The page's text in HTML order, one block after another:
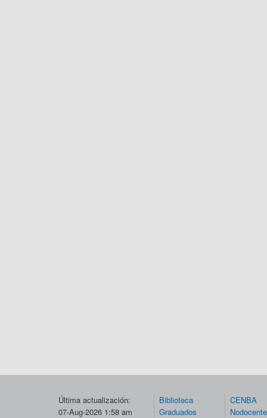
Última actualización:
07-Aug-2026 1:58 am
Biblioteca
Graduados
CENBA